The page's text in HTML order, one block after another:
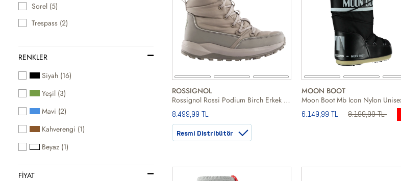
Sorel (5)
Trespass (2)
RENKLER
Siyah (16)
Yeşil (3)
Mavi (2)
Kahverengi (1)
Beyaz (1)
FIYAT
ROSSIGNOL
Rossignol Rossi Podium Birch Erkek Kar Botu
8.499,99 TL
Resmi Distribütör
MOON BOOT
6.149,99 TL 8.199,99 TL